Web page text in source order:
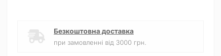
Безкоштовна доставка
при замовленні від 3000 грн.